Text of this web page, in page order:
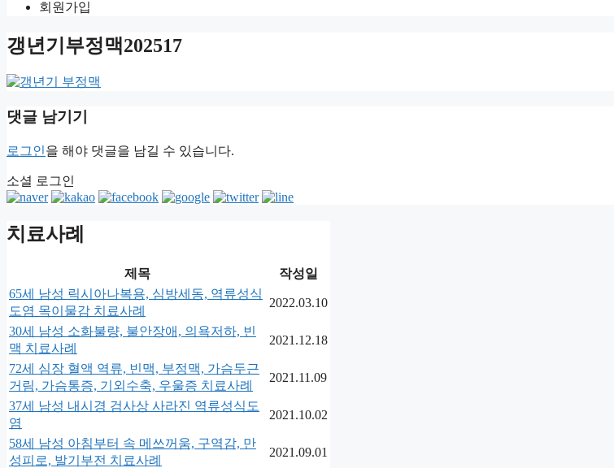
회원가입
갱년기부정맥202517
댓글 남기기
로그인을 해야 댓글을 남길 수 있습니다.
소셜 로그인
치료사례
제목
작성일
65세 남성 릭시아나복용, 심방세동, 역류성식
도염 목이물감 치료사례
2022.03.10
30세 남성 소화불량, 불안장애, 의욕저하, 빈
맥 치료사례
2021.12.18
72세 심장 혈액 역류, 빈맥, 부정맥, 가슴두근
거림, 가슴통증, 기외수축, 우울증 치료사례
2021.11.09
37세 남성 내시경 검사상 사라진 역류성식도
염
2021.10.02
58세 남성 아침부터 속 메쓰꺼움, 구역감, 만
성피로, 발기부전 치료사례
2021.09.01